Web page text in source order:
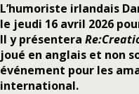
L’humoriste irlandais
le jeudi 16 avril 2026
Il y présentera
joué en anglais et non
événement pour les
international.